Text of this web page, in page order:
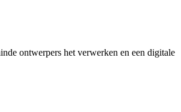
ontwerpers het verwerken en een digitale